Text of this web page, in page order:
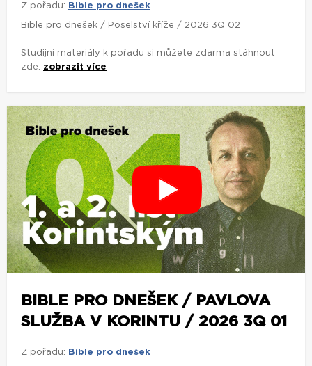
Z pořadu: Bible pro dnešek
Bible pro dnešek / Poselství kříže / 2026 3Q 02
Studijní materiály k pořadu si můžete zdarma stáhnout
zde: zobrazit více
BIBLE PRO DNEŠEK / PAVLOVA
SLUŽBA V KORINTU / 2026 3Q 01
Z pořadu: Bible pro dnešek